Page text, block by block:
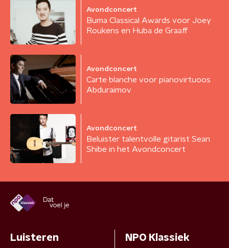
Avondconcert
Buma Classical Awards voor Joey
Roukens en Huba de Graaff
Avondconcert
Carte blanche voor pianovirtuoos
Abduraimov
Avondconcert
Beluister talentvolle gitarist Sean
Shibe in het Avondconcert
Luisteren NPO Klassiek